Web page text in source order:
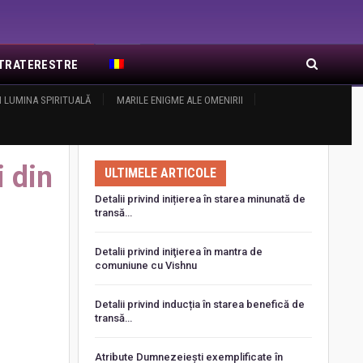
DE RĂSĂRIT ARTICOLE RECENTE
LUMINA SPIRITUALĂ MARILE ENIGME ALE OMENIRII
din
ULTIMELE ARTICOLE
Detalii privind inițierea în starea minunată de
transă…
Detalii privind iniţierea în mantra de
comuniune cu Vishnu
Detalii privind inducția în starea benefică de
transă…
Atribute Dumnezeiești exemplificate în